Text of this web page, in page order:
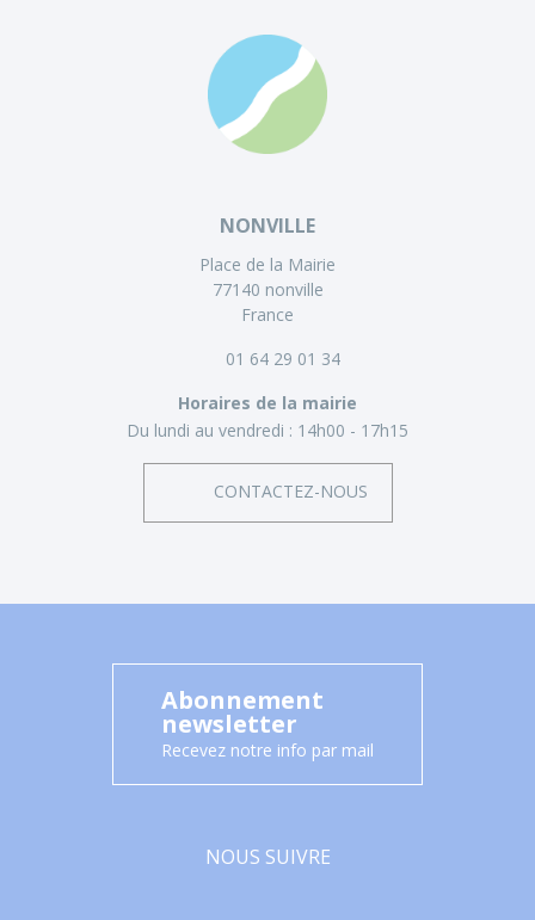
NONVILLE
Place de la Mairie
77140 nonville
France
01 64 29 01 34
Horaires de la mairie
Du lundi au vendredi : 14h00 - 17h15
CONTACTEZ-NOUS
Abonnement
newsletter
Recevez notre info par mail
NOUS SUIVRE